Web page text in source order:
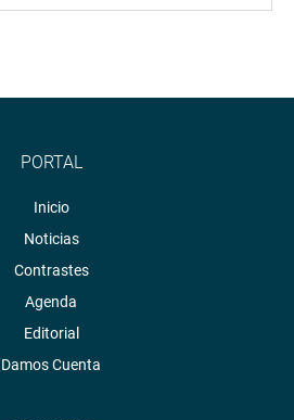
PORTAL
Inicio
Noticias
Contrastes
Agenda
Editorial
Damos Cuenta